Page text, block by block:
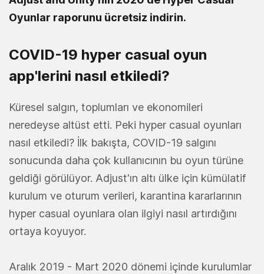
Oyunlar raporunu ücretsiz indirin.
COVID-19 hyper casual oyun
app'lerini nasıl etkiledi?
Küresel salgın, toplumları ve ekonomileri
neredeyse altüst etti. Peki hyper casual oyunları
nasıl etkiledi? İlk bakışta, COVID-19 salgını
sonucunda daha çok kullanıcının bu oyun türüne
geldiği görülüyor. Adjust'ın altı ülke için kümülatif
kurulum ve oturum verileri, karantina kararlarının
hyper casual oyunlara olan ilgiyi nasıl artırdığını
ortaya koyuyor.
Aralık 2019 - Mart 2020 dönemi içinde kurulumlar